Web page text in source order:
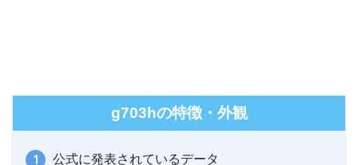
g703hの特徴・外観
公式に発表されているデータ